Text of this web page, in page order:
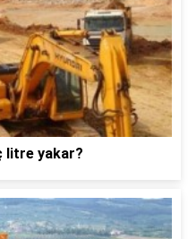
litre yakar?